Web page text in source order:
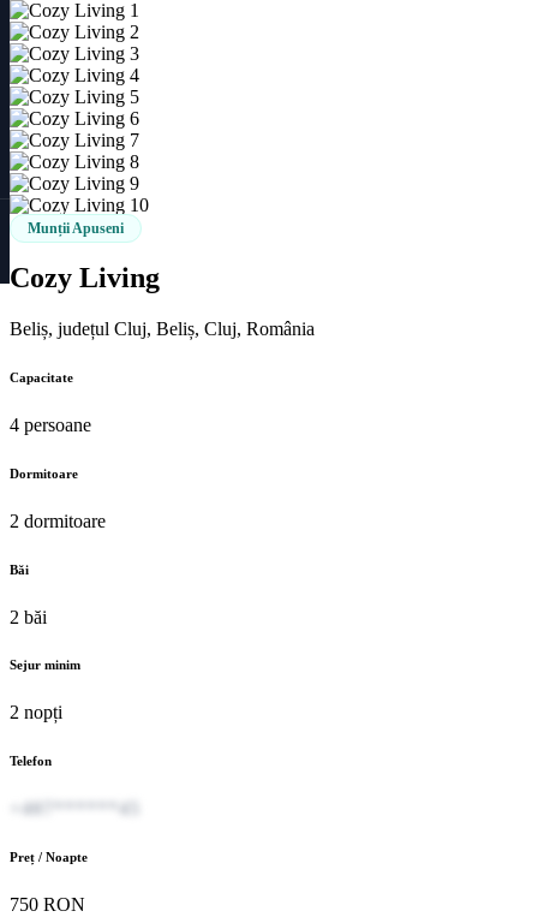
Munții Apuseni
Cozy Living
Beliș, județul Cluj, Beliș, Cluj, România
Capacitate
4 persoane
Dormitoare
2 dormitoare
Băi
2 băi
Sejur minim
2 nopți
Telefon
+407******45
Preț / Noapte
750 RON